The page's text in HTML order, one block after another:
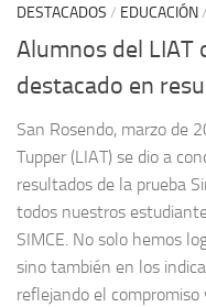
DESTACADOS / EDUCACIÓN/
Alumnos del
destacado en
San Rosendo, marzo de
Tupper (LIAT) se dio a
resultados de la prueba
todos nuestros
SIMCE. No solo hemos
sino también en los
reflejando el